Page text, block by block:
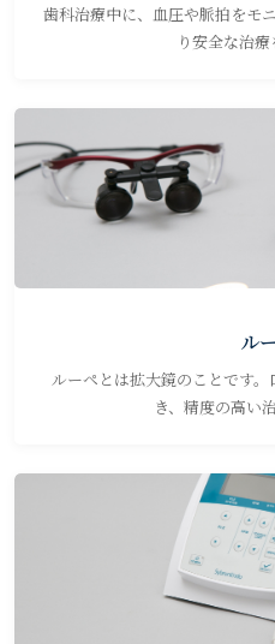
歯科治療中に、血圧や脈拍をモ
り安全な治療
ル
ルーペとは拡大鏡のことです
き、精度の高い